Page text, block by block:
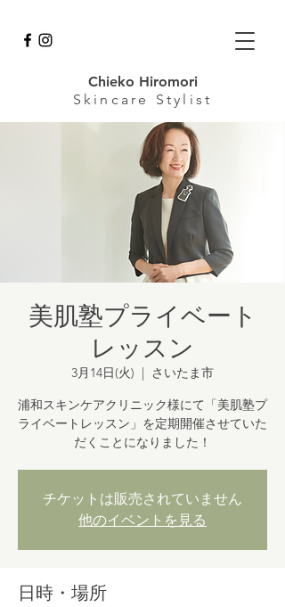
Chieko Hiromori
Skincare Stylist
美肌塾プライベート
レッスン
3月14日(火)
  |
さいたま市
浦和スキンケアクリニック様にて「美肌塾プ
ライベートレッスン」を定期開催させていた
だくことになりました！
チケットは販売されていません
他のイベントを見る
日時・場所